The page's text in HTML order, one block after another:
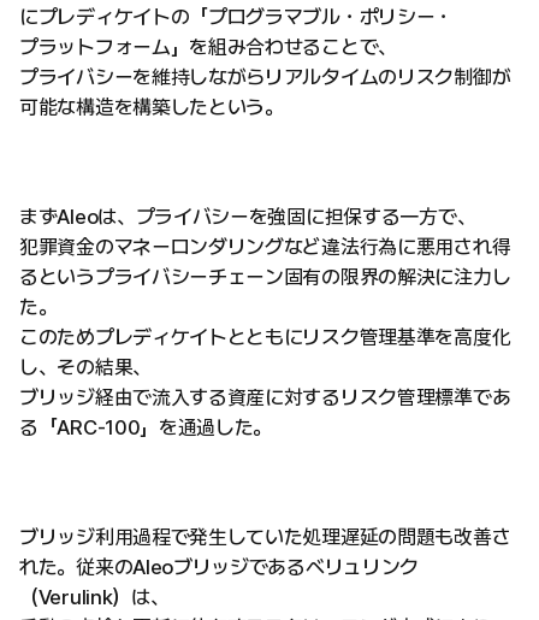
にプレディケイトの「プログラマブル・ポリシー・
プラットフォーム」を組み合わせることで、
プライバシーを維持しながらリアルタイムのリスク制御が
可能な構造を構築したという。
まずAleoは、プライバシーを強固に担保する一方で、
犯罪資金のマネーロンダリングなど違法行為に悪用され得
るというプライバシーチェーン固有の限界の解決に注力し
た。
このためプレディケイトとともにリスク管理基準を高度化
し、その結果、
ブリッジ経由で流入する資産に対するリスク管理標準であ
る「ARC-100」を通過した。
ブリッジ利用過程で発生していた処理遅延の問題も改善さ
れた。従来のAleoブリッジであるベリュリンク
（Verulink）は、